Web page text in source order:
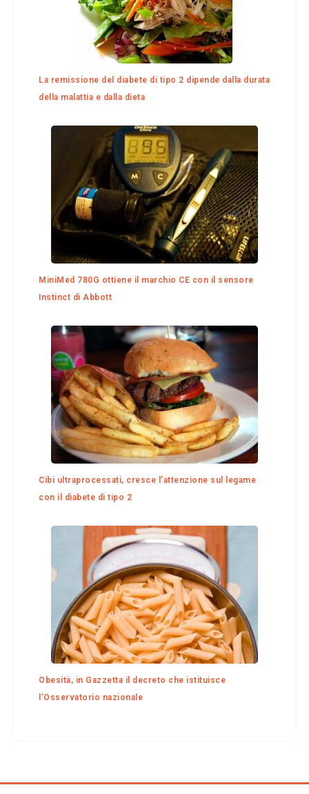
La remissione del diabete di tipo 2 dipende dalla durata
della malattia e dalla dieta
MiniMed 780G ottiene il marchio CE con il sensore
Instinct di Abbott
Cibi ultraprocessati, cresce l’attenzione sul legame
con il diabete di tipo 2
Obesità, in Gazzetta il decreto che istituisce
l’Osservatorio nazionale